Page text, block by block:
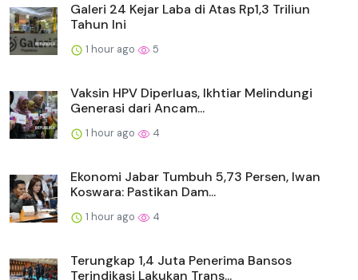
Galeri 24 Kejar Laba di Atas Rp1,3 Triliun
Tahun Ini
1 hour ago 5
Vaksin HPV Diperluas, Ikhtiar Melindungi
Generasi dari Ancam...
1 hour ago 4
Ekonomi Jabar Tumbuh 5,73 Persen, Iwan
Koswara: Pastikan Dam...
1 hour ago 4
Terungkap 1,4 Juta Penerima Bansos
Terindikasi Lakukan Trans...